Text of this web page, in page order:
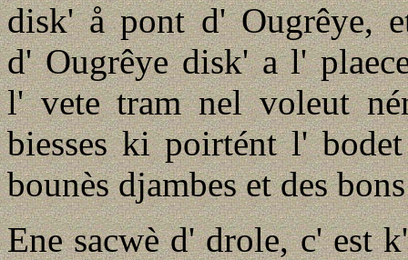
disk' å pont d' Ougrêye,
d' Ougrêye disk' a l'
l' vete tram nel voleut
biesses ki poirtént l'
bounès djambes et des
Ene sacwè d' drole, c' est